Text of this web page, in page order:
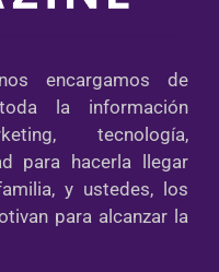
encargamos de
la información
tecnología,
para hacerla llegar
y ustedes, los
para alcanzar la